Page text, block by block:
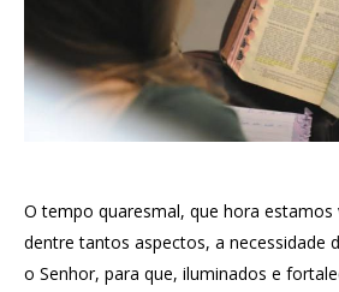
O tempo quaresmal, que hora estamos
dentre tantos aspectos, a necessidade
o Senhor, para que, iluminados e